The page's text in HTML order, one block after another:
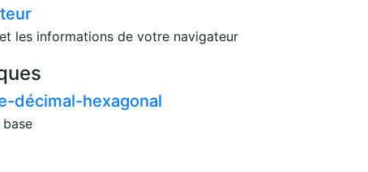
les informations de votre navigateur
décimal-hexagonal